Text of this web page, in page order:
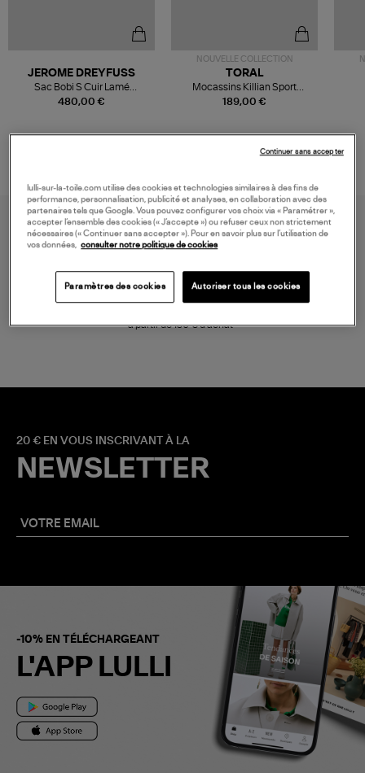
480,00 €
JEROME DREYFUSS
Sac Bobi S Cuir Lamé
Champagne
NOUVELLE COLLECTION
189,00 €
TORAL
Mocassins Killian Sport
Mousse
à partir de 150 € d'achat*
20 € EN VOUS INSCRIVANT À LA
NEWSLETTER
-10% EN TÉLÉCHARGEANT
L'APP LULLI
lulli-sur-la-toile.com utilise des cookies et technologies similaires à des fins de
performance, personnalisation, publicité et analyses, en collaboration avec des
partenaires tels que Google. Vous pouvez configurer vos choix via « Paramétrer »,
accepter l’ensemble des cookies (« J’accepte ») ou refuser ceux non strictement
nécessaires (« Continuer sans accepter »). Pour en savoir plus sur l’utilisation de
vos données, consulter notre politique de cookies
Paramètres des cookies Autoriser tous les cookies
Continuer sans accepter